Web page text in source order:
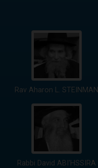
Rav Aharon L. STEINMAN
Rabbi David ABI'HSSIRA